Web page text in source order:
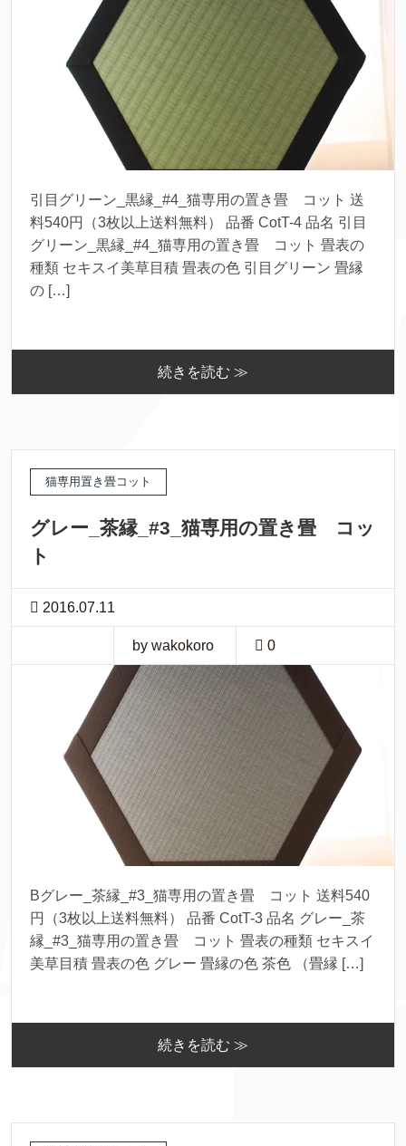
引目グリーン_黒縁_#4_猫専用の置き畳 コット 送
料540円（3枚以上送料無料） 品番 CotT-4 品名 引目
グリーン_黒縁_#4_猫専用の置き畳 コット 畳表の
種類 セキスイ美草目積 畳表の色 引目グリーン 畳縁
の […]
続きを読む ≫
猫専用置き畳コット
グレー_茶縁_#3_猫専用の置き畳 コッ
ト
2016.07.11
by wakokoro 0
Bグレー_茶縁_#3_猫専用の置き畳 コット 送料540
円（3枚以上送料無料） 品番 CotT-3 品名 グレー_茶
縁_#3_猫専用の置き畳 コット 畳表の種類 セキスイ
美草目積 畳表の色 グレー 畳縁の色 茶色 （畳縁 […]
続きを読む ≫